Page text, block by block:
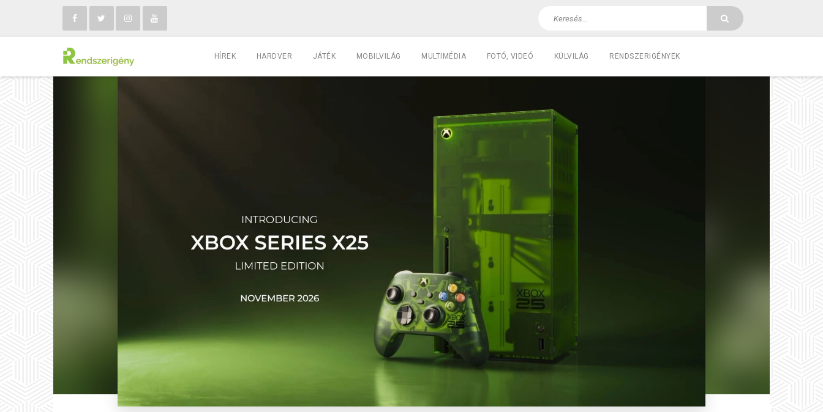
HÍREK HARDVER JÁTÉK MOBILVILÁG MULTIMÉDIA FOTÓ, VIDEÓ KÜLVILÁG RENDSZERIGÉNYEK